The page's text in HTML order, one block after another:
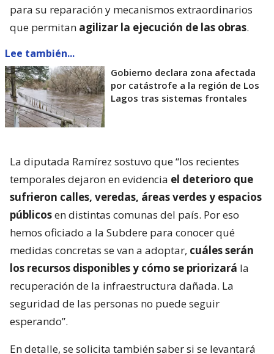
para su reparación y mecanismos extraordinarios
que permitan agilizar la ejecución de las obras.
Lee también...
Gobierno declara zona afectada
por catástrofe a la región de Los
Lagos tras sistemas frontales
La diputada Ramírez sostuvo que “los recientes
temporales dejaron en evidencia el deterioro que
sufrieron calles, veredas, áreas verdes y espacios
públicosen distintas comunas del país. Por eso
hemos oficiado a la Subdere para conocer qué
medidas concretas se van a adoptar, cuáles serán
los recursos disponibles y cómo se priorizará la
recuperación de la infraestructura dañada. La
seguridad de las personas no puede seguir
esperando”.
En detalle, se solicita también saber si se levantará